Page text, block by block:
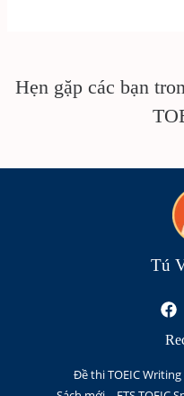
Hẹn gặp các bạn
Tú
Đề thi TOEIC